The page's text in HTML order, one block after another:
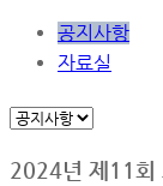
공지사항
자료실
2024년 제11회